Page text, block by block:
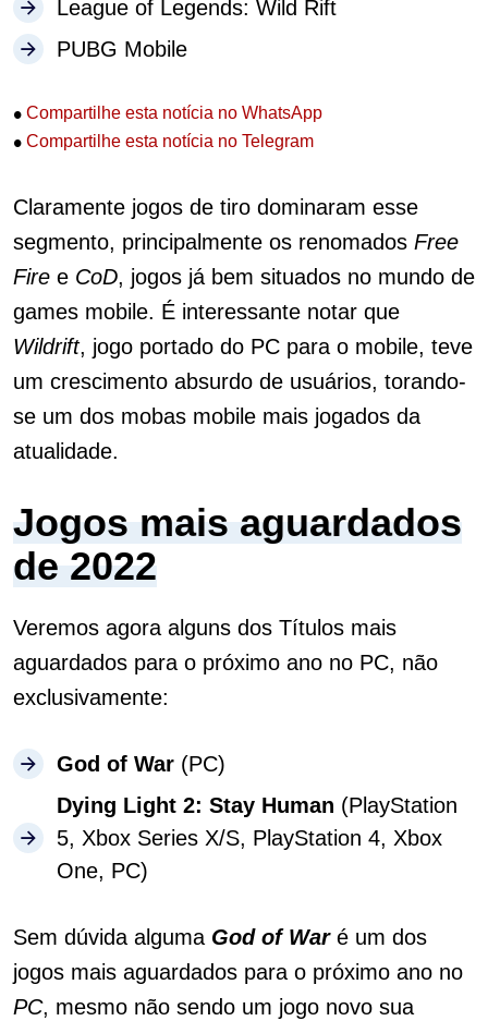
League of Legends: Wild Rift
PUBG Mobile
• Compartilhe esta notícia no WhatsApp
• Compartilhe esta notícia no Telegram
Claramente jogos de tiro dominaram esse
segmento, principalmente os renomados Free
Fire e CoD, jogos já bem situados no mundo de
games mobile. É interessante notar que
Wildrift, jogo portado do PC para o mobile, teve
um crescimento absurdo de usuários, torando-
se um dos mobas mobile mais jogados da
atualidade.
Jogos mais aguardados
de 2022
Veremos agora alguns dos Títulos mais
aguardados para o próximo ano no PC, não
exclusivamente:
God of War (PC)
Dying Light 2: Stay Human (PlayStation
5, Xbox Series X/S, PlayStation 4, Xbox
One, PC)
Sem dúvida alguma God of Waré um dos
jogos mais aguardados para o próximo ano no
PC, mesmo não sendo um jogo novo sua